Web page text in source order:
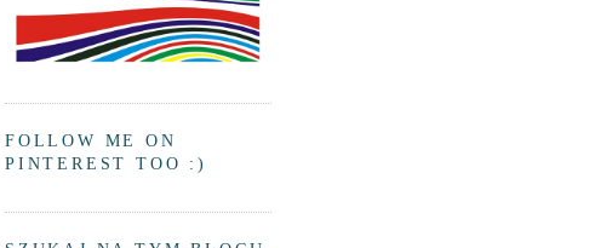
FOLLOW ME ON
PINTEREST TOO :)